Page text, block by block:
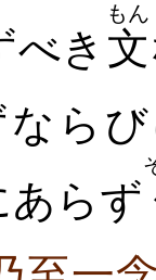
べき 文
もん
なら
あらず